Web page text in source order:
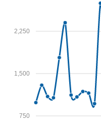
750
1,500
2,250